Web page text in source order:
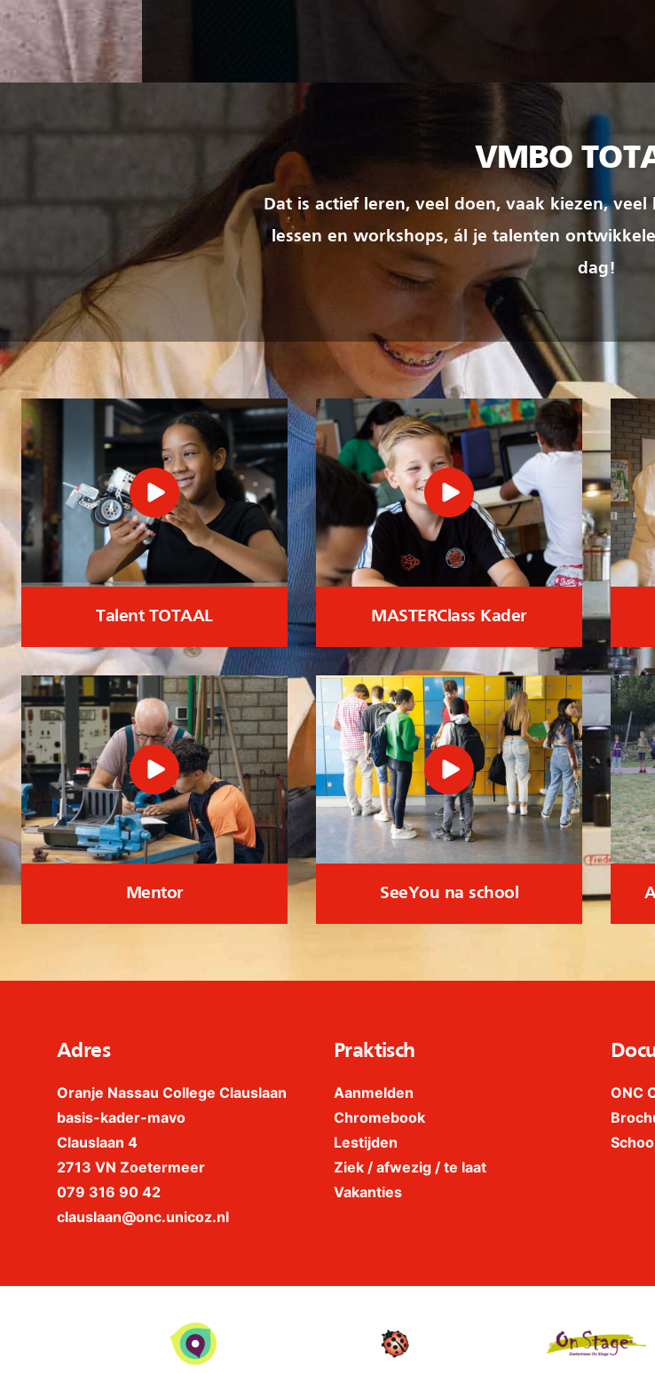
VMBO
Dat is actief leren, veel doen, vaak kiezen,
lessen en workshops, ál je talenten
dag!
Talent TOTAAL MASTERClass Kader
Mentor SeeYou na school
Adres
Oranje Nassau College Clauslaan
basis-kader-mavo
Clauslaan 4
2713 VN Zoetermeer
079 316 90 42
clauslaan@onc.unicoz.nl
Praktisch
Aanmelden
Chromebook
Lestijden
Ziek / afwezig / te laat
Vakanties
ONC